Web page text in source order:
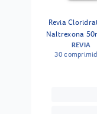
Revia
Naltrexona
Comprimidos
REVIA
30